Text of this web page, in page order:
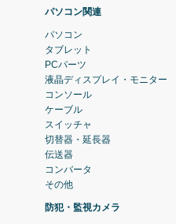
パソコン関連
パソコン
タブレット
PCパーツ
液晶ディスプレイ・モニター
コンソール
ケーブル
スイッチャ
切替器・延長器
伝送器
コンバータ
その他
防犯・監視カメラ